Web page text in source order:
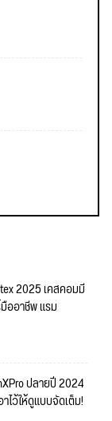
2025 เคสคอมมี
ออาชีพ แรม
ปลายปี 2024
ไว้ให้ดูแบบจัดเต็ม!